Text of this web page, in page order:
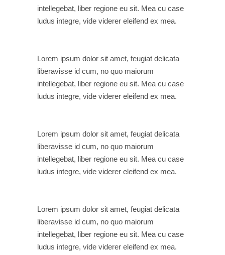
intellegebat, liber regione eu sit. Mea cu case
ludus integre, vide viderer eleifend ex mea.
Lorem ipsum dolor sit amet, feugiat delicata
liberavisse id cum, no quo maiorum
intellegebat, liber regione eu sit. Mea cu case
ludus integre, vide viderer eleifend ex mea.
Lorem ipsum dolor sit amet, feugiat delicata
liberavisse id cum, no quo maiorum
intellegebat, liber regione eu sit. Mea cu case
ludus integre, vide viderer eleifend ex mea.
Lorem ipsum dolor sit amet, feugiat delicata
liberavisse id cum, no quo maiorum
intellegebat, liber regione eu sit. Mea cu case
ludus integre, vide viderer eleifend ex mea.